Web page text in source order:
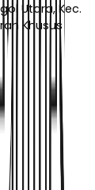
Utara, Kec.
Khusus